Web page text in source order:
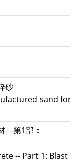
砂
sand for
―第1部：
-- Part 1: Blast